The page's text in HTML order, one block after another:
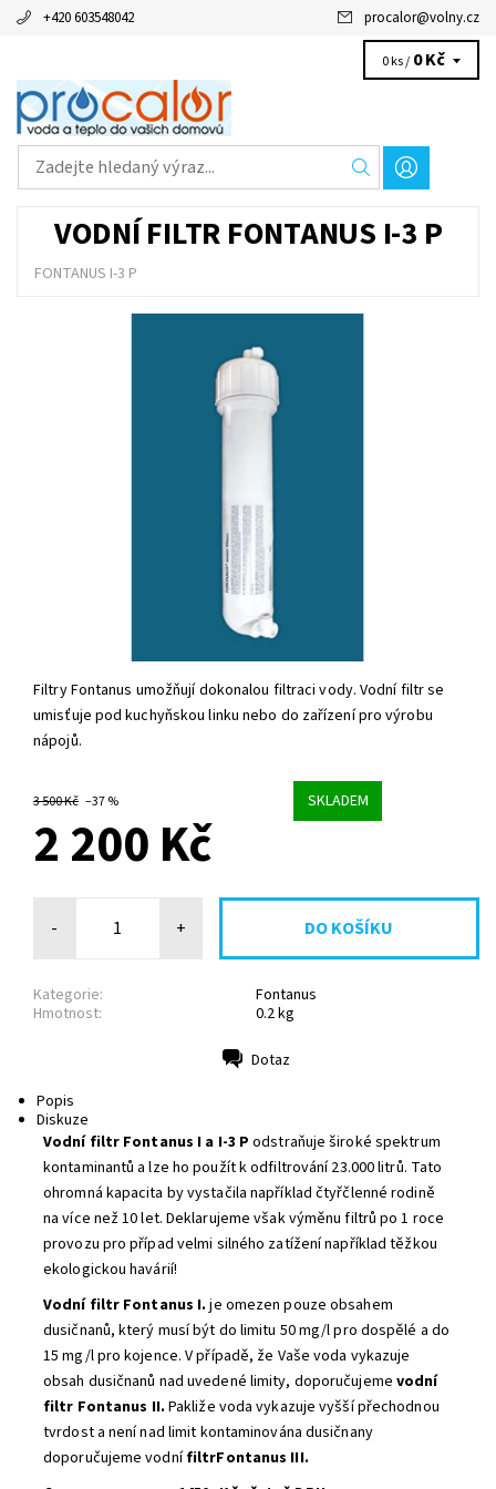
+420 603548042 procalor@volny.cz
0 ks / 0 Kč
VODNÍ FILTR FONTANUS I-3 P
FONTANUS I-3 P
Filtry Fontanus umožňují dokonalou filtraci vody. Vodní filtr se
umisťuje pod kuchyňskou linku nebo do zařízení pro výrobu
nápojů.
3 500 Kč –37 % SKLADEM
2 200 Kč
- +
Kategorie:
Fontanus
Hmotnost:
0.2 kg
Dotaz
Popis
Diskuze
Vodní filtr Fontanus I a I-3 P odstraňuje široké spektrum
kontaminantů a lze ho použít k odfiltrování 23.000 litrů. Tato
ohromná kapacita by vystačila například čtyřčlenné rodině
na více než 10 let. Deklarujeme však výměnu filtrů po 1 roce
provozu pro případ velmi silného zatížení například těžkou
ekologickou havárií!
Vodní filtr Fontanus I.je omezen pouze obsahem
dusičnanů, který musí být do limitu 50 mg/l pro dospělé a do
15 mg/l pro kojence. V případě, že Vaše voda vykazuje
obsah dusičnanů nad uvedené limity, doporučujeme vodní
filtr Fontanus II. Pakliže voda vykazuje vyšší přechodnou
tvrdost a není nad limit kontaminována dusičnany
doporučujeme vodnífiltrFontanus III.